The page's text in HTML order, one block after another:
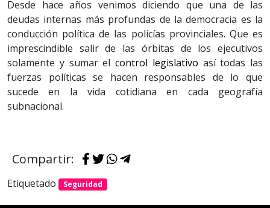
Desde hace años venimos diciendo que una de las
deudas internas más profundas de la democracia es la
conducción política de las policías provinciales. Que es
imprescindible salir de las órbitas de los ejecutivos
solamente y sumar el control legislativo así todas las
fuerzas políticas se hacen responsables de lo que
sucede en la vida cotidiana en cada geografía
subnacional.
Compartir:
Etiquetado Seguridad